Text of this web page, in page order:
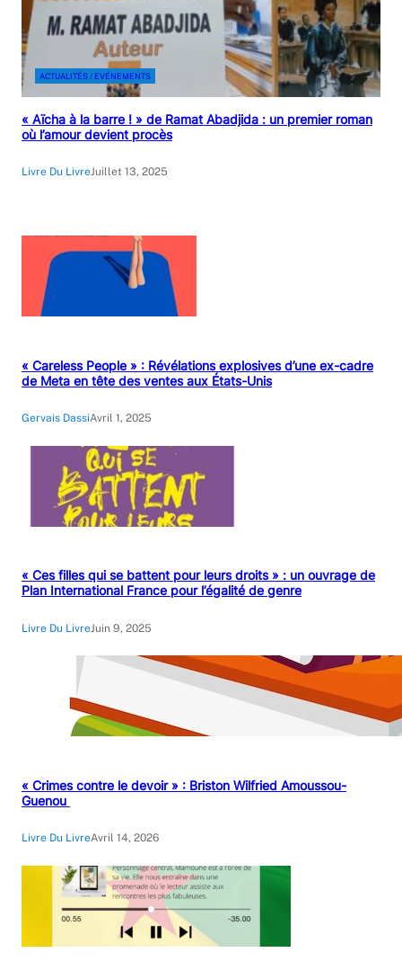
ACTUALITÉS / EVÉNEMENTS
« Aïcha à la barre ! » de Ramat Abadjida : un premier roman
où l’amour devient procès
Livre Du LivreJuillet 13, 2025
« Careless People » : Révélations explosives d’une ex-cadre
de Meta en tête des ventes aux États-Unis
Gervais DassiAvril 1, 2025
« Ces filles qui se battent pour leurs droits » : un ouvrage de
Plan International France pour l’égalité de genre
Livre Du LivreJuin 9, 2025
« Crimes contre le devoir » : Briston Wilfried Amoussou-
Guenou
Livre Du LivreAvril 14, 2026